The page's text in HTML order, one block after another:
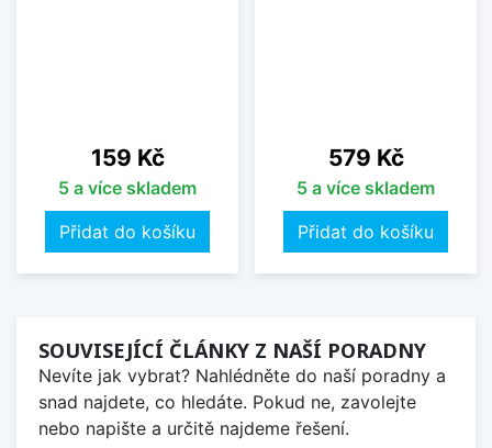
Cena
159 Kč
5 a více skladem
Přidat do košíku
Cena
579 Kč
5 a více skladem
Přidat do košíku
SOUVISEJÍCÍ ČLÁNKY Z NAŠÍ PORADNY
Nevíte jak vybrat? Nahlédněte do naší poradny a
snad najdete, co hledáte. Pokud ne, zavolejte
nebo napište a určitě najdeme řešení.